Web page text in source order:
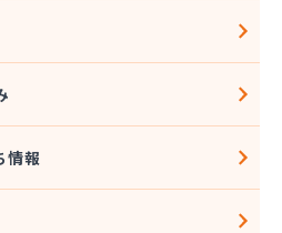
ス配送センター
プロパンガス部
情報